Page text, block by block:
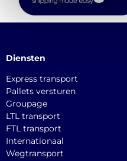
Diensten
Express transport
Pallets versturen
Groupage
LTL transport
FTL transport
Internationaal
Wegtransport